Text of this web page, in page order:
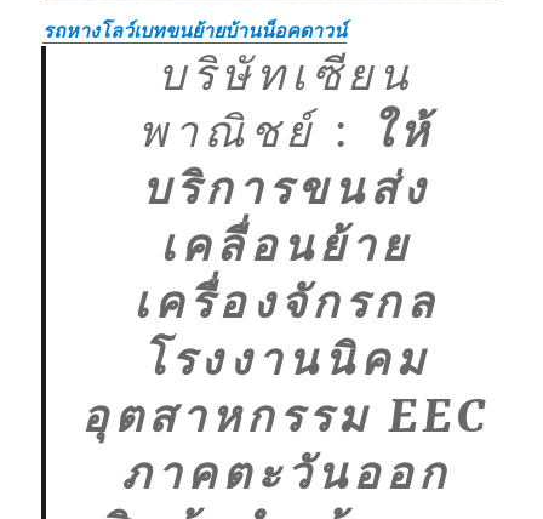
รถหางโลว์เบทขนย้ายบ้านน็อคดาวน์
บริษัทเซียน
พาณิชย์ :
ให้
บริการขนส่ง
เคลื่อนย้าย
เครื่องจักรกล
โรงงานนิคม
อุตสาหกรรม EEC
ภาคตะวันออก